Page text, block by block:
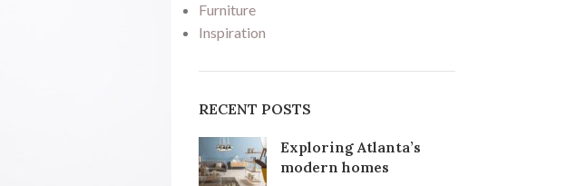
Furniture
Inspiration
RECENT POSTS
Exploring Atlanta’s
modern homes